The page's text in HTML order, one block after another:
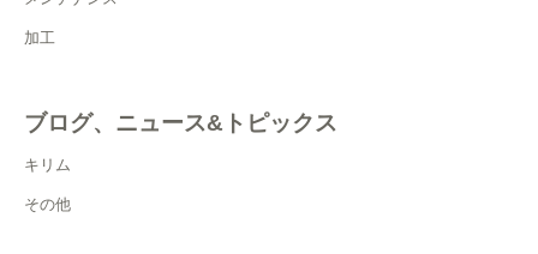
加工
ブログ、ニュース&トピックス
キリム
その他